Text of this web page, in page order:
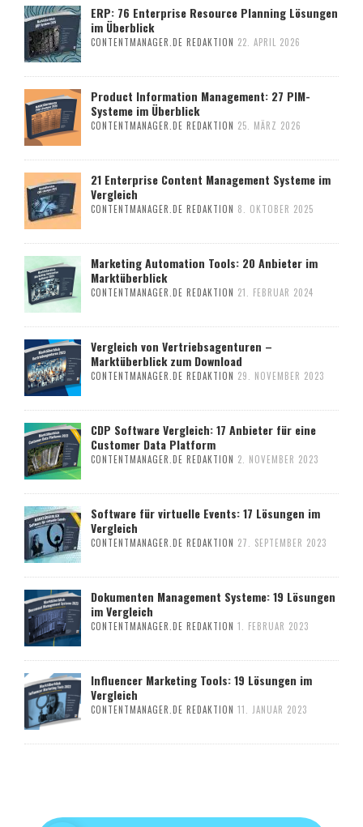
ERP: 76 Enterprise Resource Planning Lösungen
im Überblick
CONTENTMANAGER.DE REDAKTION 22. APRIL 2026
Product Information Management: 27 PIM-
Systeme im Überblick
CONTENTMANAGER.DE REDAKTION 25. MÄRZ 2026
21 Enterprise Content Management Systeme im
Vergleich
CONTENTMANAGER.DE REDAKTION 8. OKTOBER 2025
Marketing Automation Tools: 20 Anbieter im
Marktüberblick
CONTENTMANAGER.DE REDAKTION 21. FEBRUAR 2024
Vergleich von Vertriebsagenturen –
Marktüberblick zum Download
CONTENTMANAGER.DE REDAKTION 29. NOVEMBER 2023
CDP Software Vergleich: 17 Anbieter für eine
Customer Data Platform
CONTENTMANAGER.DE REDAKTION 2. NOVEMBER 2023
Software für virtuelle Events: 17 Lösungen im
Vergleich
CONTENTMANAGER.DE REDAKTION 27. SEPTEMBER 2023
Dokumenten Management Systeme: 19 Lösungen
im Vergleich
CONTENTMANAGER.DE REDAKTION 1. FEBRUAR 2023
Influencer Marketing Tools: 19 Lösungen im
Vergleich
CONTENTMANAGER.DE REDAKTION 11. JANUAR 2023